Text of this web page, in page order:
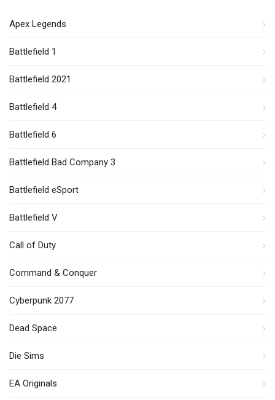
Apex Legends
Battlefield 1
Battlefield 2021
Battlefield 4
Battlefield 6
Battlefield Bad Company 3
Battlefield eSport
Battlefield V
Call of Duty
Command & Conquer
Cyberpunk 2077
Dead Space
Die Sims
EA Originals